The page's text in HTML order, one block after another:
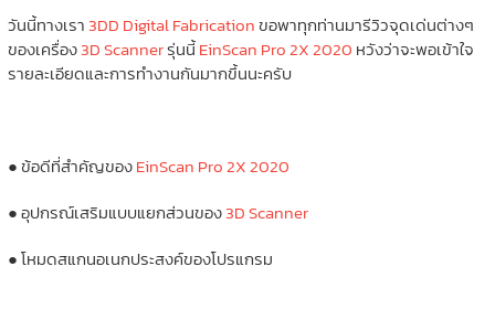
วันนี้ทางเรา3DD Digital Fabricationขอพาทุกท่านมารีวิวจุดเด่นต่างๆ
ของเครื่อง3D Scannerรุ่นนี้EinScan Pro 2X 2020 หวังว่าจะพอเข้าใจ
รายละเอียดและการทำงานกันมากขึ้นนะครับ
● ข้อดีที่สำคัญของEinScan Pro 2X 2020
● อุปกรณ์เสริมแบบแยกส่วนของ3D Scanner
● โหมดสแกนอเนกประสงค์ของโปรแกรม